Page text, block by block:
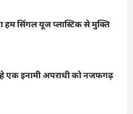
हम सिंगल यूज प्लास्टिक से मुक्ति
एक इनामी अपराधी को नजफगढ़